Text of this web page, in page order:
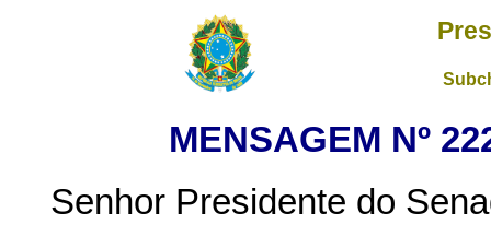
MENSAGEM Nº
Senhor Presidente do